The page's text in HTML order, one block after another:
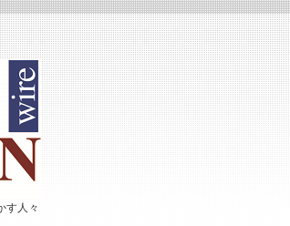
す人々